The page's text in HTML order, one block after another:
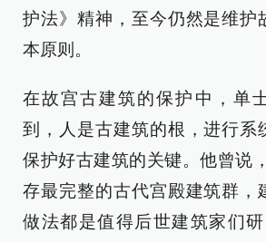
护法》精神，至今仍然是维护
本原则。
在故宫古建筑的保护中，单
到，人是古建筑的根，进行系
保护好古建筑的关键。他曾说
存最完整的古代宫殿建筑群，
做法都是值得后世建筑家们